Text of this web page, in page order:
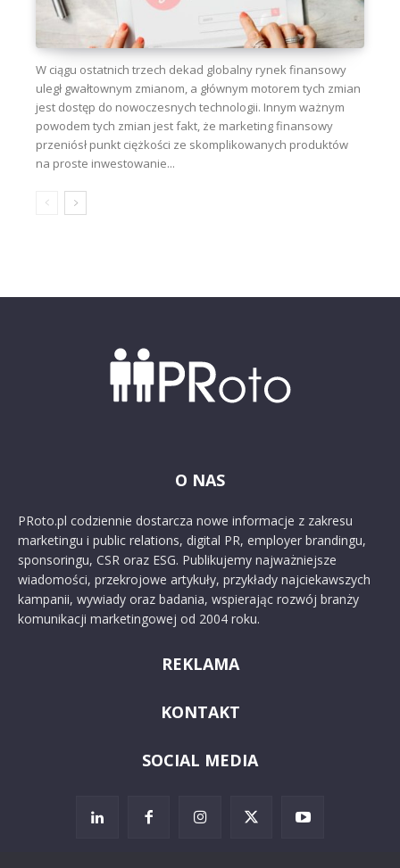
W ciągu ostatnich trzech dekad globalny rynek finansowy
uległ gwałtownym zmianom, a głównym motorem tych zmian
jest dostęp do nowoczesnych technologii. Innym ważnym
powodem tych zmian jest fakt, że marketing finansowy
przeniósł punkt ciężkości ze skomplikowanych produktów
na proste inwestowanie...
O NAS
PRoto.pl codziennie dostarcza nowe informacje z zakresu
marketingu i public relations, digital PR, employer brandingu,
sponsoringu, CSR oraz ESG. Publikujemy najważniejsze
wiadomości, przekrojowe artykuły, przykłady najciekawszych
kampanii, wywiady oraz badania, wspierając rozwój branży
komunikacji marketingowej od 2004 roku.
REKLAMA
KONTAKT
SOCIAL MEDIA